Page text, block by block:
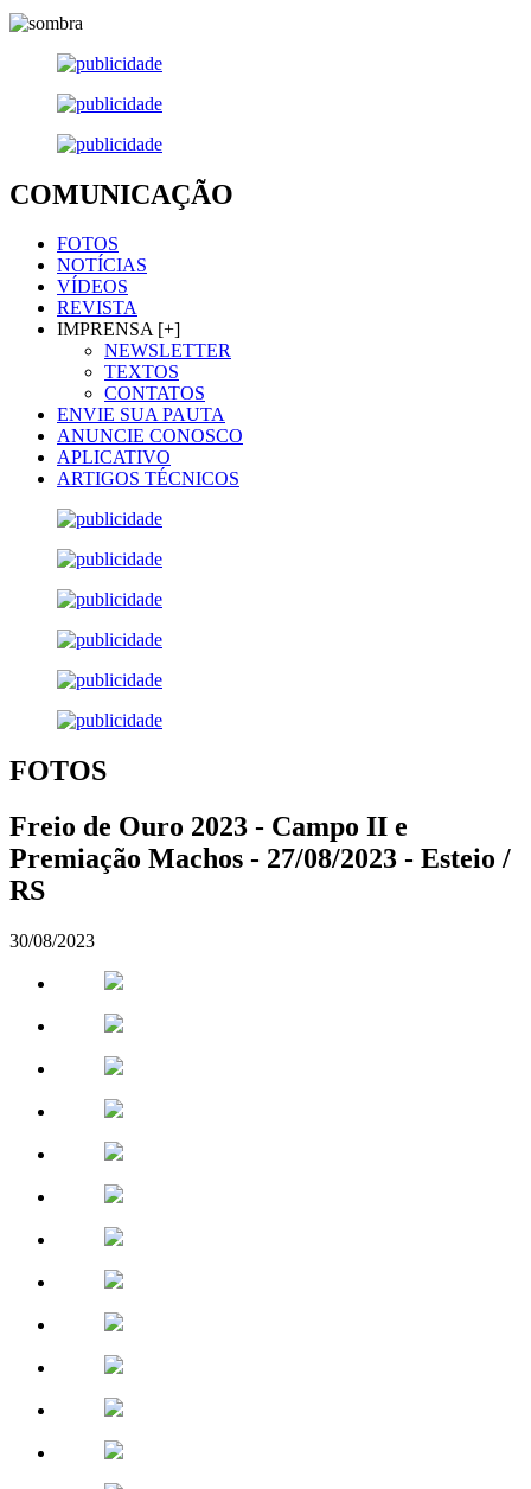
COMUNICAÇÃO
FOTOS
NOTÍCIAS
VÍDEOS
REVISTA
IMPRENSA [+]
NEWSLETTER
TEXTOS
CONTATOS
ENVIE SUA PAUTA
ANUNCIE CONOSCO
APLICATIVO
ARTIGOS TÉCNICOS
FOTOS
Freio de Ouro 2023 - Campo II e
Premiação Machos - 27/08/2023 - Esteio /
RS
30/08/2023